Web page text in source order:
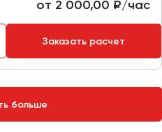
от 2 000,00 ₽/час
Заказать расчет
больше